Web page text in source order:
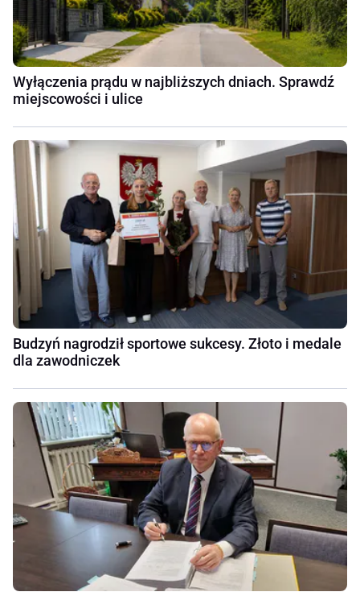
Wyłączenia prądu w najbliższych dniach. Sprawdź
miejscowości i ulice
Budzyń nagrodził sportowe sukcesy. Złoto i medale
dla zawodniczek